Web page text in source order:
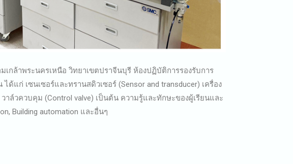
าพระนครเหนือ วิทยาเขตปราจีนบุรี ห้องปฏิบัติการรองรับการ
แก่ เซนเซอร์และทรานสดิวเซอร์ (Sensor and transducer) เครื่อง
ล์วควบคุม (Control valve) เป็นต้น ความรู้และทักษะของผู้เรียนและ
Building automation และอื่นๆ